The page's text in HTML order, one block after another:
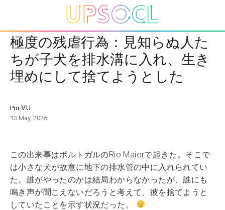
極度の残虐行為：見知らぬ人た
ちが子犬を排水溝に入れ、生き
埋めにして捨てようとした
PorV.U.
13 May, 2026
この出来事はポルトガルのRio Maiorで起きた。そこで
は小さな犬が故意に地下の排水管の中に入れられてい
た。誰がやったのかは結局わからなかったが、誰にも
鳴き声が聞こえないだろうと考えて、彼を捨てようと
していたことを示す状況だった。